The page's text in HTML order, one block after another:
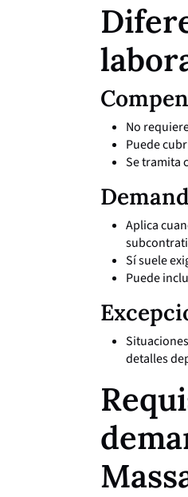
No
Puede
Se tramita
Aplica
Sí suele
Puede
detalles